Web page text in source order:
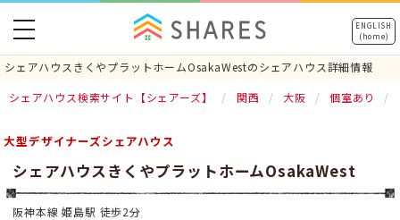
ENGLISH
(home)
シェアハウスきくやプラットホームOsakaWestのシェアハウス詳細情報
toggle
navigation
シェアハウス検索サイト【シェアーズ】 関西 大阪 個室あり
大型デザイナーズシェアハウス
シェアハウスきくやプラットホームOsakaWest
阪神本線 姫島駅 徒歩2分